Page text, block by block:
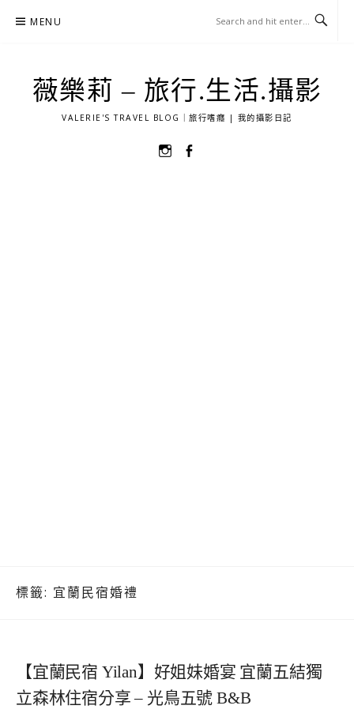
MENU
薇樂莉 – 旅行.生活.攝影
VALERIE'S TRAVEL BLOG｜旅行嗜癮 | 我的攝影日記
選
標籤: 宜蘭民宿婚禮
【宜蘭民宿 Yilan】好姐妹婚宴 宜蘭五結獨
立森林住宿分享 – 光鳥五號 B&B